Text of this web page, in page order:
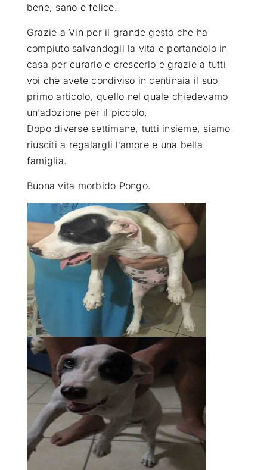
bene, sano e felice.
Grazie a Vin per il grande gesto che ha
compiuto salvandogli la vita e portandolo in
casa per curarlo e crescerlo e grazie a tutti
voi che avete condiviso in centinaia il suo
primo articolo, quello nel quale chiedevamo
un’adozione per il piccolo.
Dopo diverse settimane, tutti insieme, siamo
riusciti a regalargli l’amore e una bella
famiglia.
Buona vita morbido Pongo.